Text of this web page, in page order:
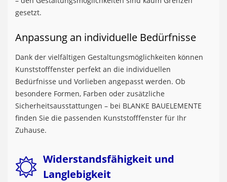
gesetzt.
Anpassung an individuelle Bedürfnisse
Dank der vielfältigen Gestaltungsmöglichkeiten können
Kunststofffenster perfekt an die individuellen
Bedürfnisse und Vorlieben angepasst werden. Ob
besondere Formen, Farben oder zusätzliche
Sicherheitsausstattungen – bei BLANKE BAUELEMENTE
finden Sie die passenden Kunststofffenster für Ihr
Zuhause.
Widerstandsfähigkeit und
Langlebigkeit